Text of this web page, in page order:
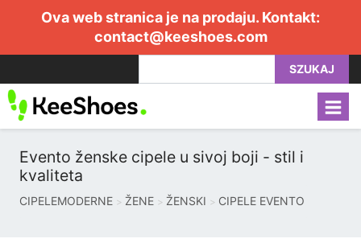
Ova web stranica je na prodaju. Kontakt:
contact@keeshoes.com
SZUKAJ
Evento ženske cipele u sivoj boji - stil i
kvaliteta
CIPELEMODERNE ŽENE ŽENSKI CIPELE EVENTO